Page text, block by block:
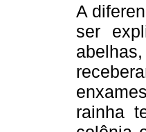
A
ser
rainha